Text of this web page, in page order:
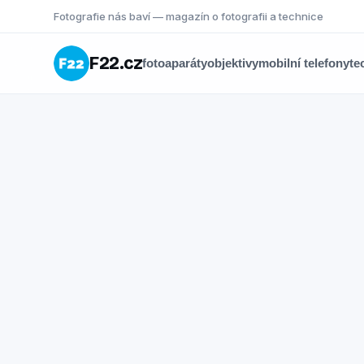
Fotografie nás baví — magazín o fotografii a technice
F22.czfotoaparátyobjektivymobilní telefony